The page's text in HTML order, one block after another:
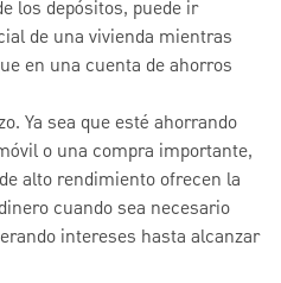
los depósitos, puede ir
de una vivienda mientras
en una cuenta de ahorros
Ya sea que esté ahorrando
o una compra importante,
alto rendimiento ofrecen la
cuando sea necesario
intereses hasta alcanzar